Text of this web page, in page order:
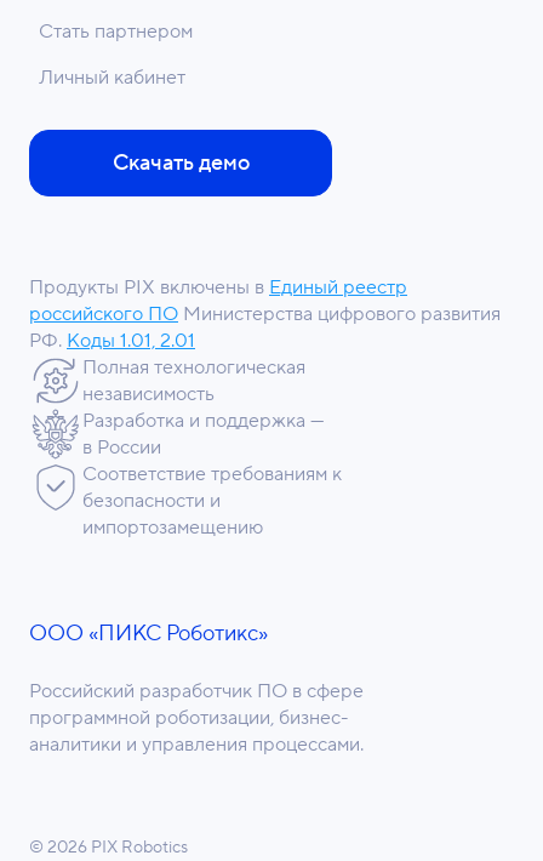
ООО «ПИКС Роботикс»
Российский разработчик ПО в сфере
программной роботизации, бизнес-
аналитики и управления процессами.
Скачать демо
Стать партнером
Личный кабинет
Продукты PIX включены в Единый реестр
российского ПО Министерства цифрового развития
РФ. Коды 1.01, 2.01
Полная технологическая
независимость
Разработка и поддержка —
в России
Соответствие требованиям к
безопасности и
импортозамещению
© 2026 PIX Robotics